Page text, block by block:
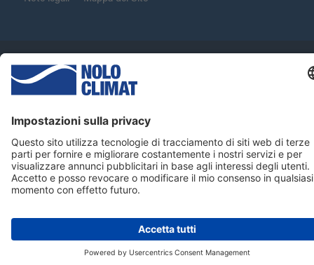
Copyright ©2012-2026 Nolo Climat S.r.l.